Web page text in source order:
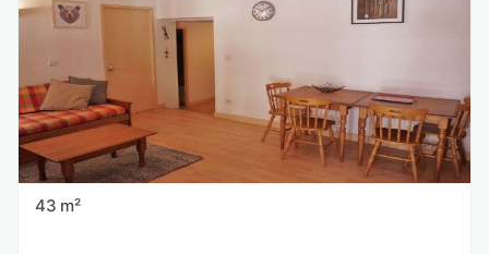
43 m²